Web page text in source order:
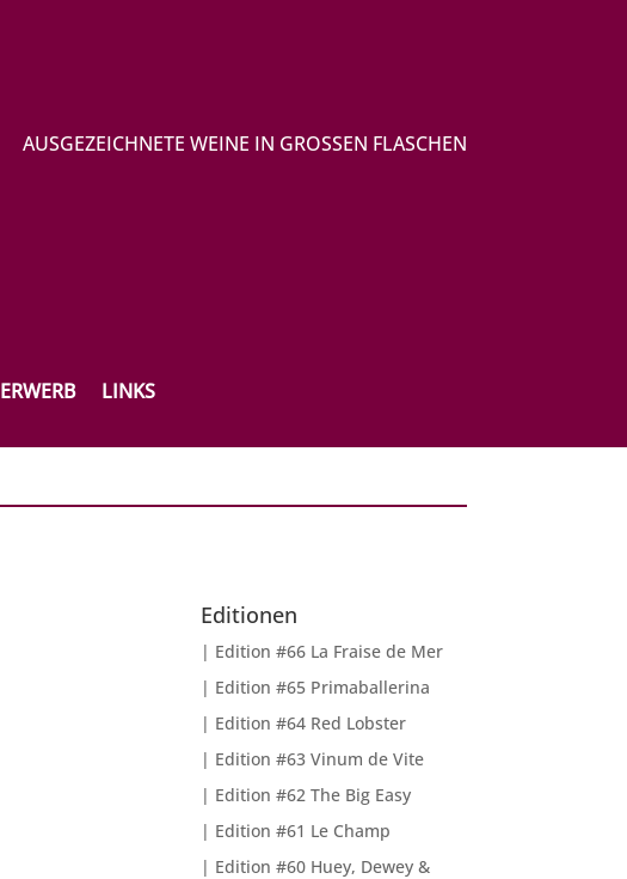
AUSGEZEICHNETE WEINE IN GROSSEN FLASCHEN
ERWERB LINKS
Editionen
Edition #66 La Fraise de Mer
Edition #65 Primaballerina
Edition #64 Red Lobster
Edition #63 Vinum de Vite
Edition #62 The Big Easy
Edition #61 Le Champ
Edition #60 Huey, Dewey &